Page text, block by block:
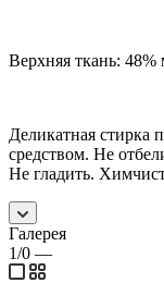
Верхняя ткань: 48%
Деликатная
средством. Не
Не гладить.
Галерея
1/0 —